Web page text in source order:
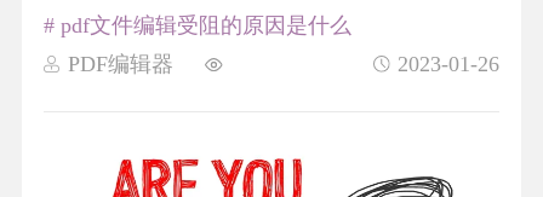
PDF编辑器 2023-01-26
# pdf文件编辑受阻的原因是什么